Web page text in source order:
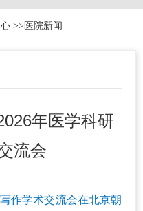
>> 医院新闻
年医学科研
流会
作学术交流会在北京朝